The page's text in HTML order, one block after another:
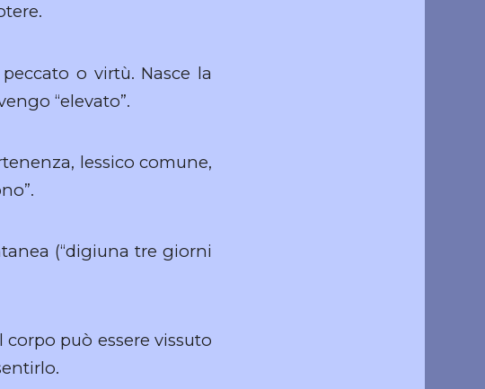
o virtù. Nasce la
“elevato”.
lessico comune,
(“digiuna tre giorni
può essere vissuto